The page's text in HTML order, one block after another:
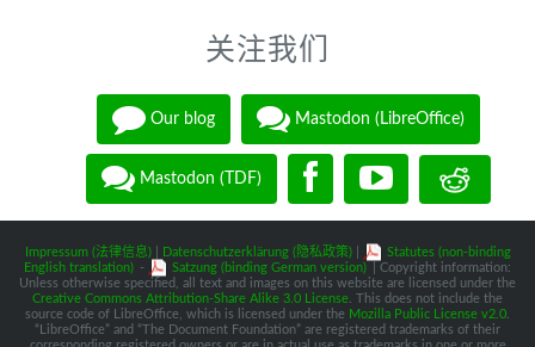
关注我们
Our blog Mastodon (LibreOffice)
Mastodon (TDF)
Impressum (法律信息)| Datenschutzerklärung (隐私政策)|
Statutes (non-binding
English translation) - Satzung (binding German version)
| Copyright information:
Unless otherwise specified, all text and images on this website are licensed under the
Creative Commons Attribution-Share Alike 3.0 License . This does not include the
source code of LibreOffice, which is licensed under the Mozilla Public License v2.0
“LibreOffice” and “The Document Foundation” are registered trademarks of their